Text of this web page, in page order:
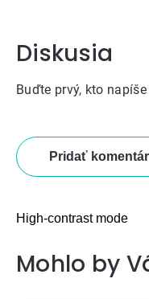
Diskusia
Buďte prvý, kto
Pridať komentár
High-contrast mode
Mohlo by